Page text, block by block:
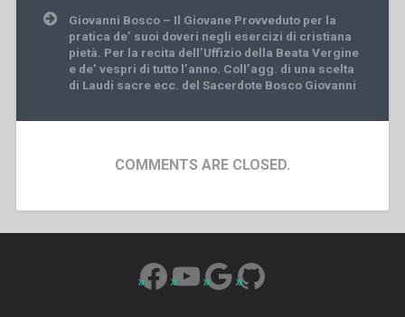
Giovanni Bosco – Il Giovane Provveduto per la
pratica de’ suoi doveri negli esercizi di cristiana
pietà. Per la recita dell’Uffizio della Beata Vergine
e de’ vespri di tutto l’anno. Coll’agg. di una scelta
di Laudi sacre ecc. del Sacerdote Bosco Giovanni
COMMENTS ARE CLOSED.
Facebook
YouTube
Google
GitHub